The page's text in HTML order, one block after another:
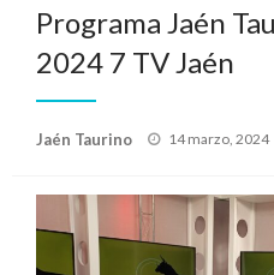
Programa Jaén
2024 7 TV Jaén
Jaén Taurino
Publicado
14 marzo, 2024